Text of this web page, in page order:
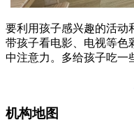
要利用孩子感兴趣的活动
带孩子看电影、电视等色
中注意力。多给孩子吃一
机构地图